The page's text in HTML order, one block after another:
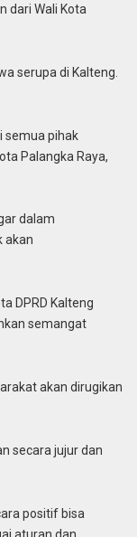
dari Wali Kota
serupa di Kalteng.
semua pihak
Palangka Raya,
dalam
akan
DPRD Kalteng
semangat
akan dirugikan
secara jujur dan
positif bisa
aturan dan